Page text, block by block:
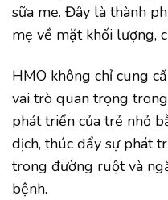
sữa mẹ. Đây là thành
mẹ về mặt khối lượng,
HMO không chỉ cung
vai trò quan trọng
phát triển của trẻ nhỏ
dịch, thúc đẩy sự phát
trong đường ruột và
bệnh.